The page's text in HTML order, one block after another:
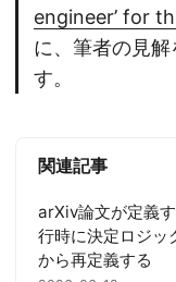
engineer’ for
に、筆者の見
す。
関連記事
arXiv論文が定義
行時に決定ロジッ
から再定義する